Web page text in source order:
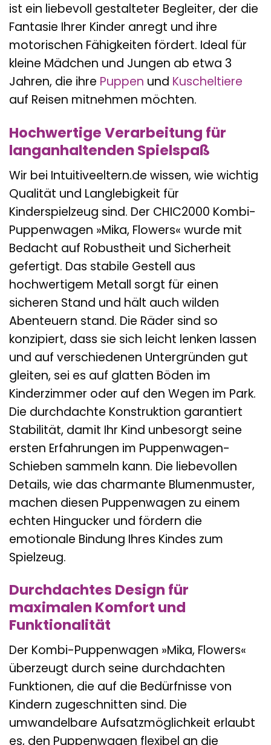
ist ein liebevoll gestalteter Begleiter, der die
Fantasie Ihrer Kinder anregt und ihre
motorischen Fähigkeiten fördert. Ideal für
kleine Mädchen und Jungen ab etwa 3
Jahren, die ihre Puppen und Kuscheltiere
auf Reisen mitnehmen möchten.
Hochwertige Verarbeitung für
langanhaltenden Spielspaß
Wir bei Intuitiveeltern.de wissen, wie wichtig
Qualität und Langlebigkeit für
Kinderspielzeug sind. Der CHIC2000 Kombi-
Puppenwagen »Mika, Flowers« wurde mit
Bedacht auf Robustheit und Sicherheit
gefertigt. Das stabile Gestell aus
hochwertigem Metall sorgt für einen
sicheren Stand und hält auch wilden
Abenteuern stand. Die Räder sind so
konzipiert, dass sie sich leicht lenken lassen
und auf verschiedenen Untergründen gut
gleiten, sei es auf glatten Böden im
Kinderzimmer oder auf den Wegen im Park.
Die durchdachte Konstruktion garantiert
Stabilität, damit Ihr Kind unbesorgt seine
ersten Erfahrungen im Puppenwagen-
Schieben sammeln kann. Die liebevollen
Details, wie das charmante Blumenmuster,
machen diesen Puppenwagen zu einem
echten Hingucker und fördern die
emotionale Bindung Ihres Kindes zum
Spielzeug.
Durchdachtes Design für
maximalen Komfort und
Funktionalität
Der Kombi-Puppenwagen »Mika, Flowers«
überzeugt durch seine durchdachten
Funktionen, die auf die Bedürfnisse von
Kindern zugeschnitten sind. Die
umwandelbare Aufsatzmöglichkeit erlaubt
es, den Puppenwagen flexibel an die